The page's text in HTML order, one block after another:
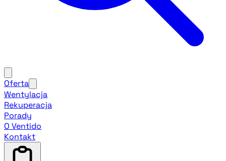
Oferta
Wentylacja
Rekuperacja
Porady
O Ventido
Kontakt